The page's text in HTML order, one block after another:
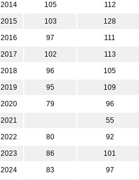
2014
105
112
2015
103
128
2016
97
111
2017
102
113
2018
96
105
2019
95
109
2020
79
96
2021
55
2022
80
92
2023
86
101
2024
83
97